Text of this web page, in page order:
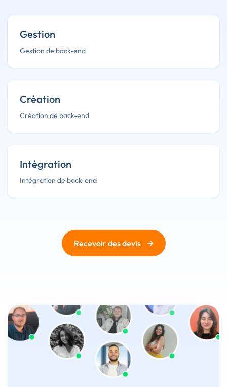
Gestion
Gestion de back-end
Création
Création de back-end
Intégration
Intégration de back-end
Recevoir des devis →